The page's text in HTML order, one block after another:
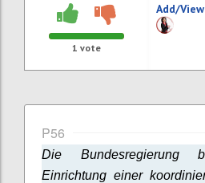
1 vote
Add/
P56
Die Bundesregierung
Einrichtung einer